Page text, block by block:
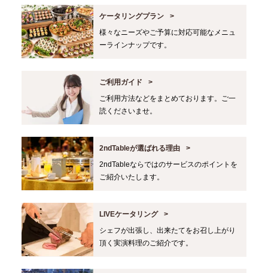
ケータリングプラン
様々なニーズやご予算に対応可能なメニュ
ーラインナップです。
ご利用ガイド
ご利用方法などをまとめております。ご一
読くださいませ。
2ndTableが選ばれる理由
2ndTableならではのサービスのポイントを
ご紹介いたします。
LIVEケータリング
シェフが出張し、出来たてをお召し上がり
頂く実演料理のご紹介です。